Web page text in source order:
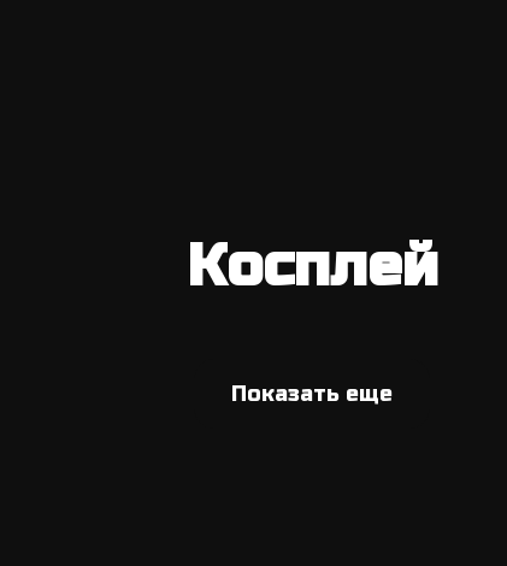
Косплей
Показать еще